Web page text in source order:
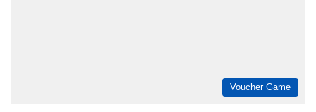
Voucher Game